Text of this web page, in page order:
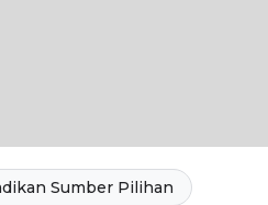
Sumber Pilihan